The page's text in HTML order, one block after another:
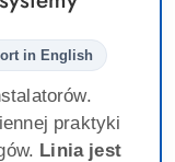
in English
praktyki
Linia jest